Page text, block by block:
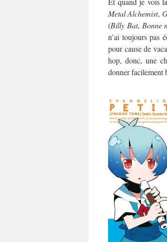
Metal Alchemist,
(Billy Bat, Bonne
n’ai toujours pas
pour cause de
hop, donc, une
donner facilement